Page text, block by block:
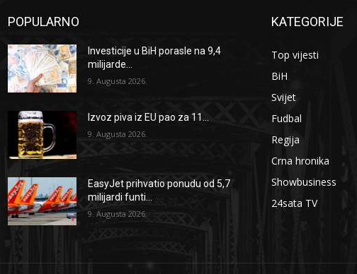
POPULARNO
Investicije u BiH porasle na 9,4
milijarde...
9. Augusta 2026.
Izvoz piva iz EU pao za 11...
9. Augusta 2026.
EasyJet prihvatio ponudu od 5,7
milijardi funti...
9. Augusta 2026.
KATEGORIJE
Top vijesti
BiH
Svijet
Fudbal
Regija
Crna hronika
Showbusiness
24sata TV